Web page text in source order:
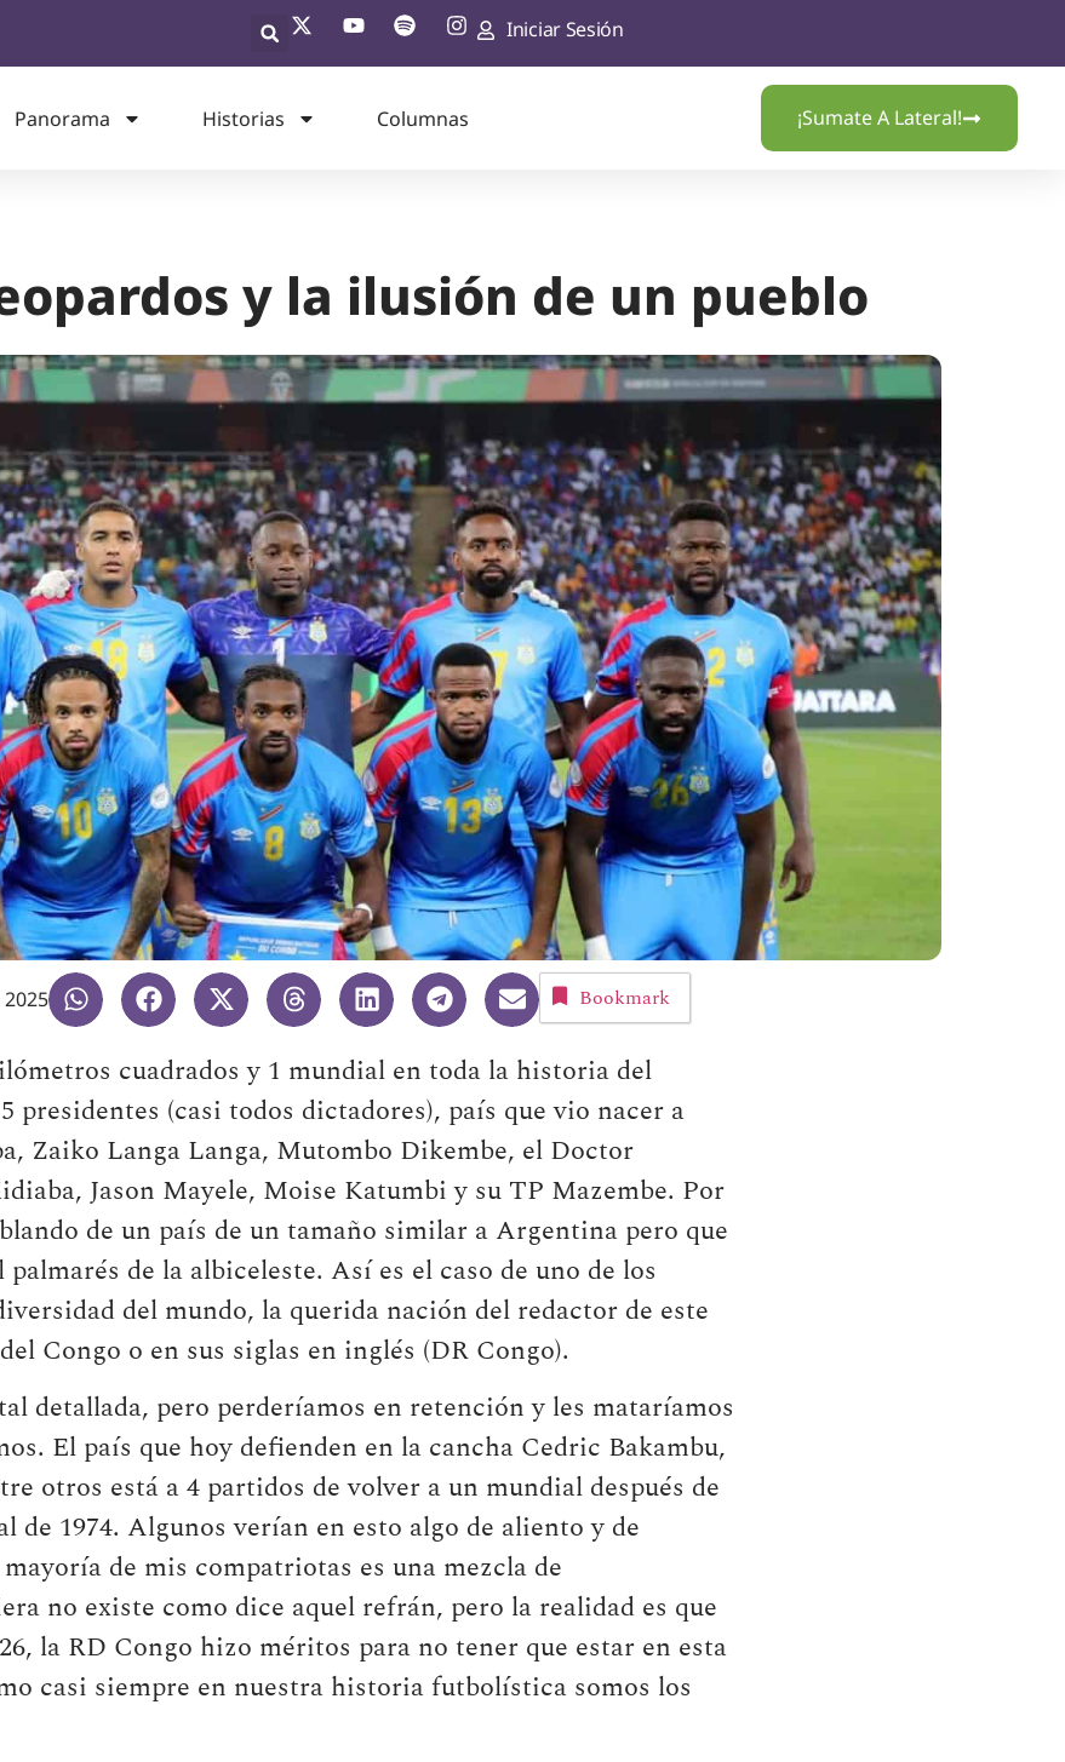
Iniciar Sesión
Panorama Historias Columnas ¡Sumate A Lateral!
y la ilusión de un pueblo
Bookmark
cuadrados y 1 mundial en toda la historia del
(casi todos dictadores), país que vio nacer a
Zaiko Langa Langa, Mutombo Dikembe, el Doctor
Jason Mayele, Moise Katumbi y su TP Mazembe. Por
de un país de un tamaño similar a Argentina pero que
de la albiceleste. Así es el caso de uno de los
del mundo, la querida nación del redactor de este
Congo o en sus siglas en inglés (DR Congo).
detallada, pero perderíamos en retención y les mataríamos
El país que hoy defienden en la cancha Cedric Bakambu,
otros está a 4 partidos de volver a un mundial después de
1974. Algunos verían en esto algo de aliento y de
de mis compatriotas es una mezcla de
no existe como dice aquel refrán, pero la realidad es que
la RD Congo hizo méritos para no tener que estar en esta
casi siempre en nuestra historia futbolística somos los